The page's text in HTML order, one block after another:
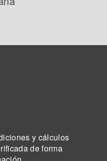
y cálculos
de forma